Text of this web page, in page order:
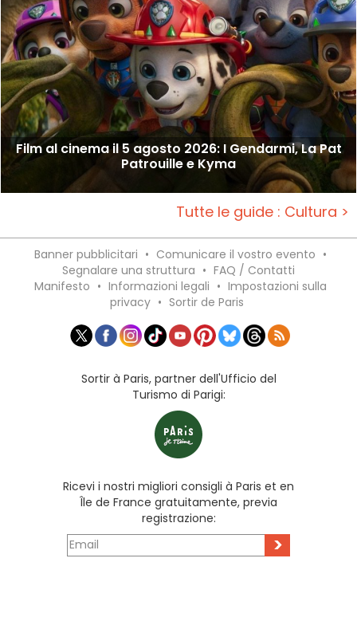
Film al cinema il 5 agosto 2026: I Gendarmi, La Pat
Patrouille e Kyma
Tutte le guide : Cultura >
Banner pubblicitari • Comunicare il vostro evento •
Segnalare una struttura • FAQ / Contatti
Manifesto • Informazioni legali • Impostazioni sulla
privacy • Sortir de Paris
Sortir à Paris, partner dell'Ufficio del
Turismo di Parigi:
Ricevi i nostri migliori consigli à Paris et en
Île de France gratuitamente, previa
registrazione:
>